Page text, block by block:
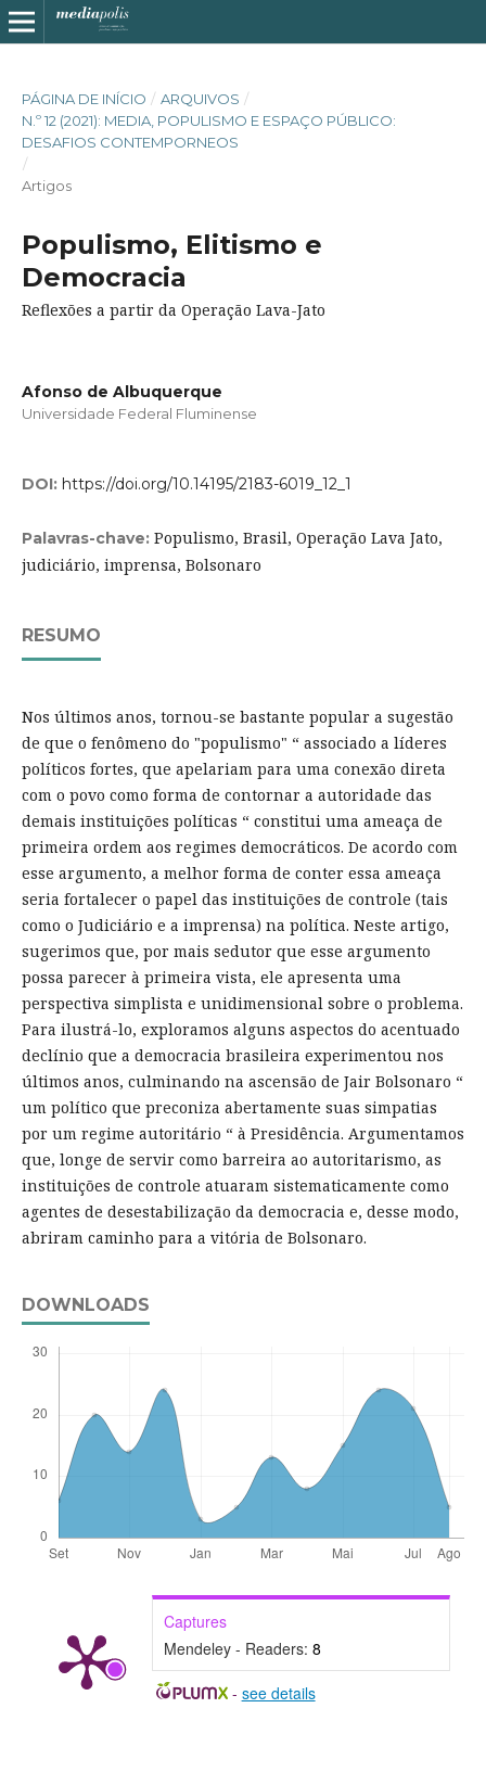
PÁGINA DE INÍCIO / ARQUIVOS /
N.º 12 (2021): MEDIA, POPULISMO E ESPAÇO PÚBLICO:
DESAFIOS CONTEMPORNEOS
/
Artigos
Populismo, Elitismo e
Democracia
Reflexões a partir da Operação Lava-Jato
Afonso de Albuquerque
Universidade Federal Fluminense
DOI: https://doi.org/10.14195/2183-6019_12_1
Palavras-chave: Populismo, Brasil, Operação Lava Jato,
judiciário, imprensa, Bolsonaro
RESUMO
Nos últimos anos, tornou-se bastante popular a sugestão
de que o fenômeno do "populismo" “ associado a líderes
políticos fortes, que apelariam para uma conexão direta
com o povo como forma de contornar a autoridade das
demais instituições políticas “ constitui uma ameaça de
primeira ordem aos regimes democráticos. De acordo com
esse argumento, a melhor forma de conter essa ameaça
seria fortalecer o papel das instituições de controle (tais
como o Judiciário e a imprensa) na política. Neste artigo,
sugerimos que, por mais sedutor que esse argumento
possa parecer à primeira vista, ele apresenta uma
perspectiva simplista e unidimensional sobre o problema.
Para ilustrá-lo, exploramos alguns aspectos do acentuado
declínio que a democracia brasileira experimentou nos
últimos anos, culminando na ascensão de Jair Bolsonaro “
um político que preconiza abertamente suas simpatias
por um regime autoritário “ à Presidência. Argumentamos
que, longe de servir como barreira ao autoritarismo, as
instituições de controle atuaram sistematicamente como
agentes de desestabilização da democracia e, desse modo,
abriram caminho para a vitória de Bolsonaro.
DOWNLOADS
Captures
Mendeley - Readers: 8
- see details